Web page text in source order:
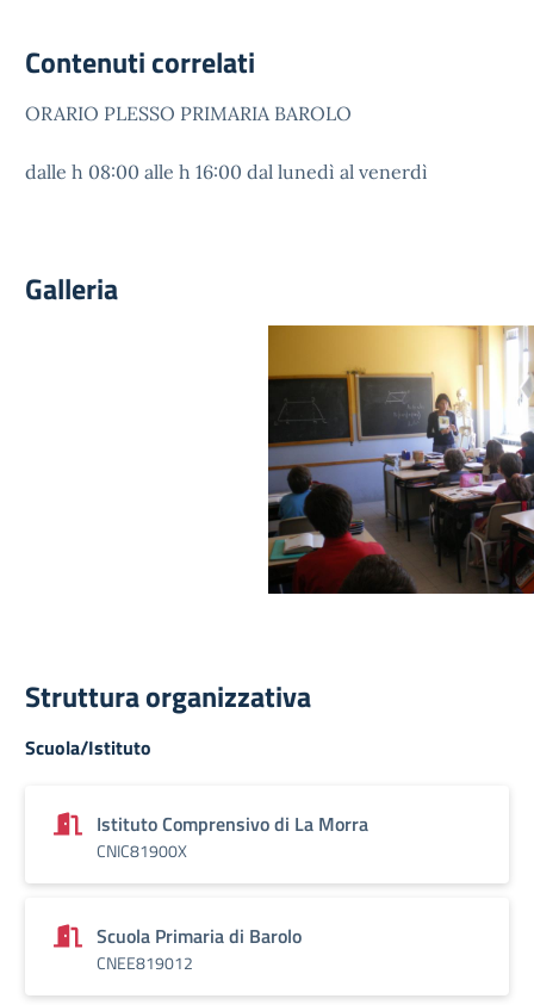
Contenuti correlati
ORARIO PLESSO PRIMARIA BAROLO
dalle h 08:00 alle h 16:00 dal lunedì al venerdì
Galleria
Struttura organizzativa
Scuola/Istituto
Istituto Comprensivo di La Morra
CNIC81900X
Scuola Primaria di Barolo
CNEE819012